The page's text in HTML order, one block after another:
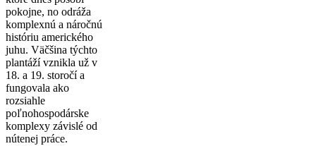
pokojne, no odráža
komplexnú a náročnú
históriu amerického
juhu. Väčšina týchto
plantáží vznikla už v
18. a 19. storočí a
fungovala ako
rozsiahle
poľnohospodárske
komplexy závislé od
nútenej práce.